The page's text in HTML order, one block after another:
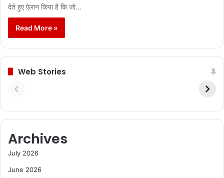
देते हुए ऐलान किया है कि जो…
Read More »
Web Stories
Archives
July 2026
June 2026